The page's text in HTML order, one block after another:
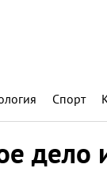
Спорт
дело